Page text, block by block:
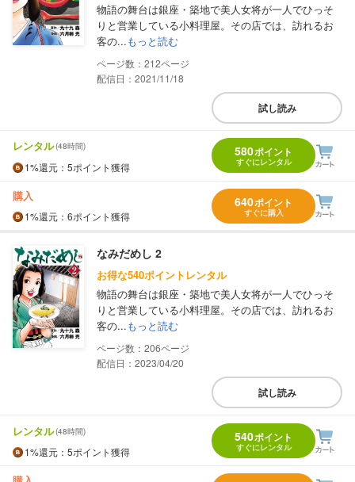
物語の舞台は銀座・築地で美人女将が一人でひっそ
りと営業している小料理屋。その店では、訪れるお
客の...もっと読む
212
配信日：2021/11/18
試し読み
レンタル(48時間)
1%還元 ：5ポイント獲得
580ポイント
すぐにレンタル
購入
1%還元 ：6ポイント獲得
640ポイント
すぐに購入
なみだめし 2
お得な540ポイントレンタル
物語の舞台は銀座・築地で美人女将が一人でひっそ
りと営業している小料理屋。その店では、訪れるお
客の...もっと読む
206
配信日：2023/04/20
試し読み
レンタル(48時間)
1%還元 ：5ポイント獲得
540ポイント
すぐにレンタル